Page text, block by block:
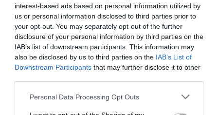
interest-based ads based on personal information utilized by
us or personal information disclosed to third parties prior to
your opt-out. You may separately opt-out of the further
disclosure of your personal information by third parties on the
IAB’s list of downstream participants. This information may
also be disclosed by us to third parties on the IAB’s List of
Downstream Participants that may further disclose it to other
Personal Data Processing Opt Outs
σχολεία – Νηπιαγωγεία και παιδικού σταθμού.
Ασφάλειες Μινέττα: Εξοπλισμός για τον Παιδικό Σταθμό.
Εταιρεία Ιατρικών ειδών Medic plan: Εξοπλισμός
Δημοτικού Σχολείου.
Εταιρεία Παιδικών Ρούχων Καραμέλα: Παιδικός
Ρουχισμός για παιδιά του Δημοτικού Σχολείου.